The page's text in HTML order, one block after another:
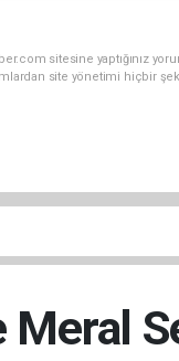
sitesine yaptığınız
site yönetimi hiçbir